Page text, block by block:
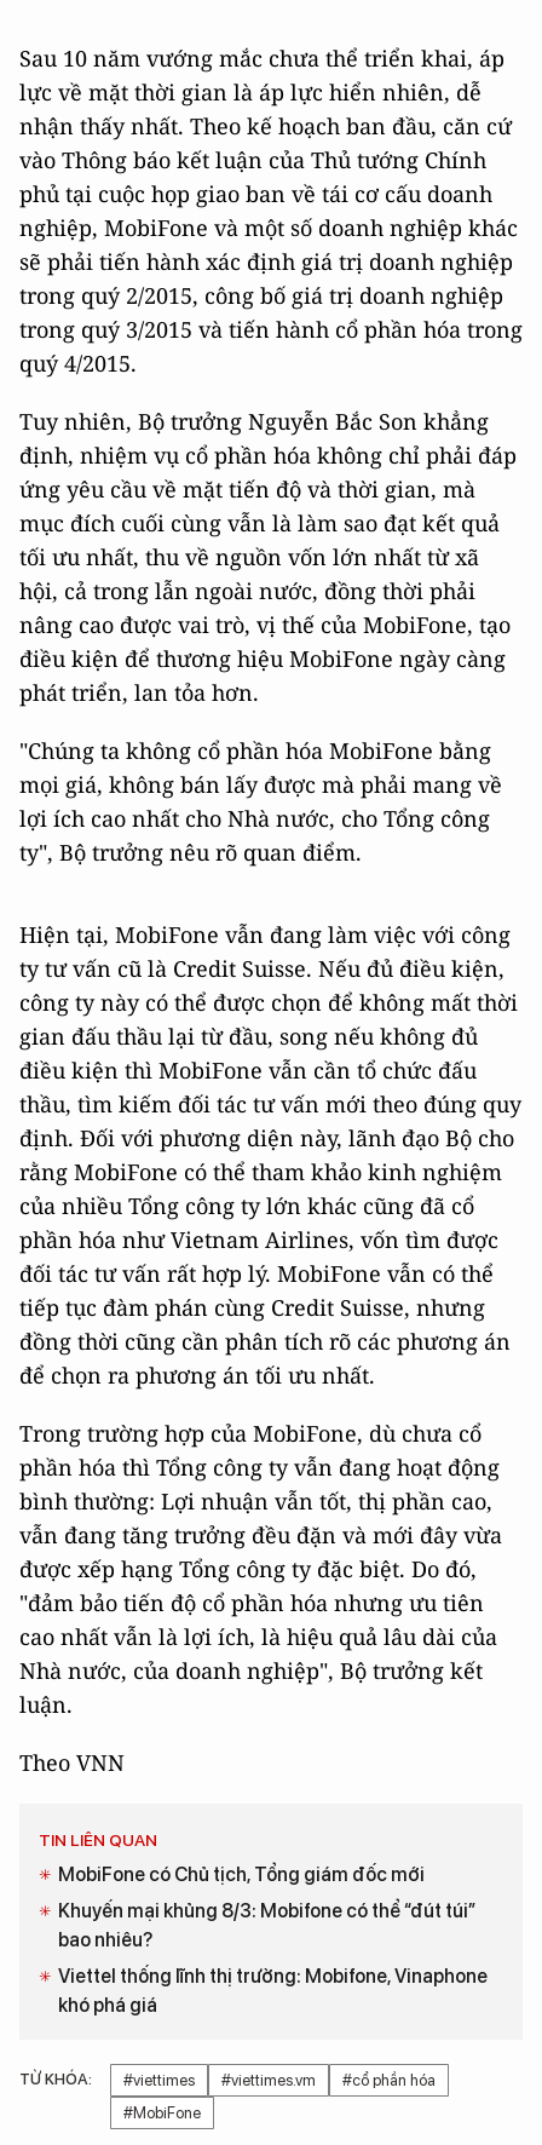
Sau 10 năm vướng mắc chưa thể triển khai, áp
lực về mặt thời gian là áp lực hiển nhiên, dễ
nhận thấy nhất. Theo kế hoạch ban đầu, căn cứ
vào Thông báo kết luận của Thủ tướng Chính
phủ tại cuộc họp giao ban về tái cơ cấu doanh
nghiệp, MobiFone và một số doanh nghiệp khác
sẽ phải tiến hành xác định giá trị doanh nghiệp
trong quý 2/2015, công bố giá trị doanh nghiệp
trong quý 3/2015 và tiến hành cổ phần hóa trong
quý 4/2015.
Tuy nhiên, Bộ trưởng Nguyễn Bắc Son khẳng
định, nhiệm vụ cổ phần hóa không chỉ phải đáp
ứng yêu cầu về mặt tiến độ và thời gian, mà
mục đích cuối cùng vẫn là làm sao đạt kết quả
tối ưu nhất, thu về nguồn vốn lớn nhất từ xã
hội, cả trong lẫn ngoài nước, đồng thời phải
nâng cao được vai trò, vị thế của MobiFone, tạo
điều kiện để thương hiệu MobiFone ngày càng
phát triển, lan tỏa hơn.
"Chúng ta không cổ phần hóa MobiFone bằng
mọi giá, không bán lấy được mà phải mang về
lợi ích cao nhất cho Nhà nước, cho Tổng công
ty", Bộ trưởng nêu rõ quan điểm.
Hiện tại, MobiFone vẫn đang làm việc với công
ty tư vấn cũ là Credit Suisse. Nếu đủ điều kiện,
công ty này có thể được chọn để không mất thời
gian đấu thầu lại từ đầu, song nếu không đủ
điều kiện thì MobiFone vẫn cần tổ chức đấu
thầu, tìm kiếm đối tác tư vấn mới theo đúng quy
định. Đối với phương diện này, lãnh đạo Bộ cho
rằng MobiFone có thể tham khảo kinh nghiệm
của nhiều Tổng công ty lớn khác cũng đã cổ
phần hóa như Vietnam Airlines, vốn tìm được
đối tác tư vấn rất hợp lý. MobiFone vẫn có thể
tiếp tục đàm phán cùng Credit Suisse, nhưng
đồng thời cũng cần phân tích rõ các phương án
để chọn ra phương án tối ưu nhất.
Trong trường hợp của MobiFone, dù chưa cổ
phần hóa thì Tổng công ty vẫn đang hoạt động
bình thường: Lợi nhuận vẫn tốt, thị phần cao,
vẫn đang tăng trưởng đều đặn và mới đây vừa
được xếp hạng Tổng công ty đặc biệt. Do đó,
"đảm bảo tiến độ cổ phần hóa nhưng ưu tiên
cao nhất vẫn là lợi ích, là hiệu quả lâu dài của
Nhà nước, của doanh nghiệp", Bộ trưởng kết
luận.
Theo VNN
TIN LIÊN QUAN
MobiFone có Chủ tịch, Tổng giám đốc mới
Khuyến mại khủng 8/3: Mobifone có thể “đút túi”
bao nhiêu?
Viettel thống lĩnh thị trường: Mobifone, Vinaphone
khó phá giá
TỪ KHÓA: #viettimes #viettimes.vm
#cổ phần hóa
#MobiFone